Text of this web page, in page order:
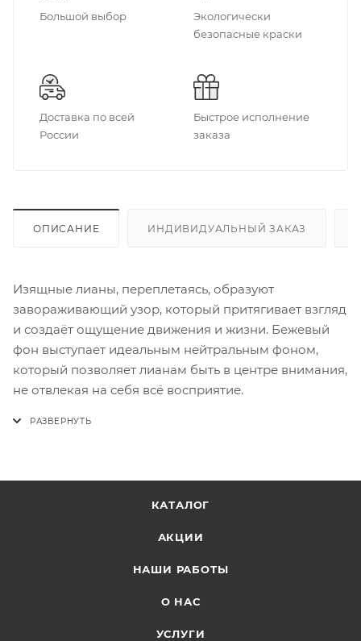
Большой выбор
Экологически
безопасные краски
Доставка по всей
России
Быстрое исполнение
заказа
ОПИСАНИЕ ИНДИВИДУАЛЬНЫЙ ЗАКАЗ
Изящные лианы, переплетаясь, образуют
завораживающий узор, который притягивает взгляд
и создаёт ощущение движения и жизни. Бежевый
фон выступает идеальным нейтральным фоном,
который позволяет лианам быть в центре внимания,
не отвлекая на себя всё восприятие.
КАТАЛОГ
АКЦИИ
НАШИ РАБОТЫ
О НАС
УСЛУГИ